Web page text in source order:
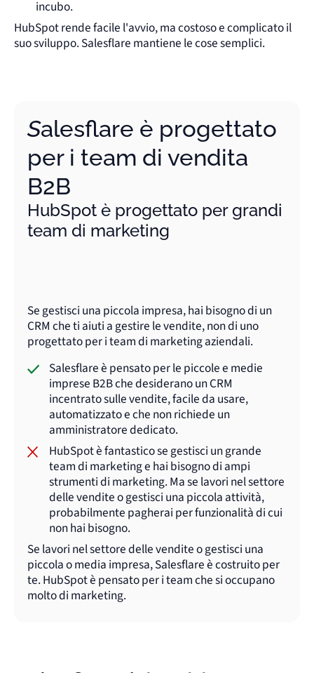
incubo.
HubSpot rende facile l'avvio, ma costoso e complicato il
suo sviluppo. Salesflare mantiene le cose semplici.
Salesflare è progettato
per i team di vendita
B2B
HubSpot è progettato per grandi
team di marketing
Se gestisci una piccola impresa, hai bisogno di un
CRM che ti aiuti a gestire le vendite, non di uno
progettato per i team di marketing aziendali.
Salesflare è pensato per le piccole e medie
imprese B2B che desiderano un CRM
incentrato sulle vendite, facile da usare,
automatizzato e che non richiede un
amministratore dedicato.
HubSpot è fantastico se gestisci un grande
team di marketing e hai bisogno di ampi
strumenti di marketing. Ma se lavori nel settore
delle vendite o gestisci una piccola attività,
probabilmente pagherai per funzionalità di cui
non hai bisogno.
Se lavori nel settore delle vendite o gestisci una
piccola o media impresa, Salesflare è costruito per
te. HubSpot è pensato per i team che si occupano
molto di marketing.